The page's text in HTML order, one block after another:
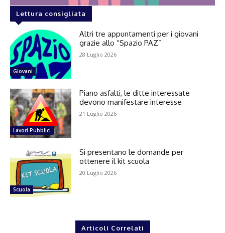
Lettura consigliata
Giovani
Altri tre appuntamenti per i giovani
grazie allo “Spazio PAZ”
28 Luglio 2026
Lavori Pubblici
Piano asfalti, le ditte interessate
devono manifestare interesse
21 Luglio 2026
Scuola
Si presentano le domande per
ottenere il kit scuola
20 Luglio 2026
Articoli Correlati